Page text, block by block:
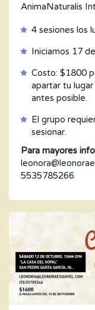
AnimaNaturalis
4 sesiones los
Iniciamos 17
Costo: $1800
apartar tu
antes posible.
El grupo
sesionar.
Para mayores
5535785266